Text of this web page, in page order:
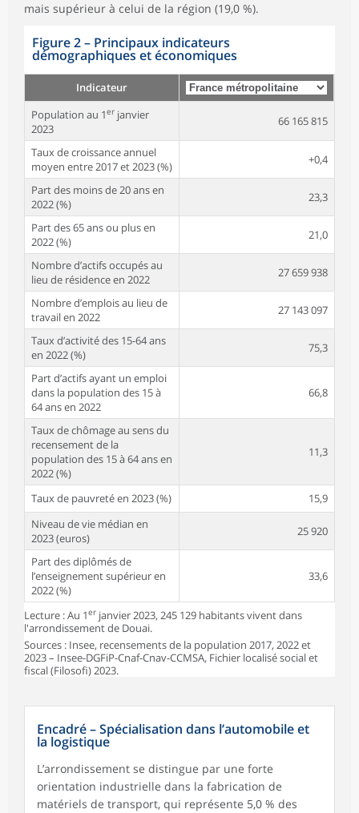
mais supérieur à celui de la région (19,0 %).
Figure 2– Principaux indicateurs
démographiques et économiques
Indicateur
Population au 1er janvier
2023
66 165 815
Taux de croissance annuel
moyen entre 2017 et 2023 (%)
+0,4
Part des moins de 20 ans en
2022 (%)
23,3
Part des 65 ans ou plus en
2022 (%)
21,0
Nombre d’actifs occupés au
lieu de résidence en 2022
27 659 938
Nombre d’emplois au lieu de
travail en 2022
27 143 097
Taux d’activité des 15-64 ans
en 2022 (%)
75,3
Part d’actifs ayant un emploi
dans la population des 15 à
64 ans en 2022
66,8
Taux de chômage au sens du
recensement de la
population des 15 à 64 ans en
2022 (%)
11,3
Taux de pauvreté en 2023 (%)
15,9
Niveau de vie médian en
2023 (euros)
25 920
Part des diplômés de
l’enseignement supérieur en
2022 (%)
33,6
Lecture : Au 1er janvier 2023, 245 129 habitants vivent dans
l'arrondissement de Douai.
Sources : Insee, recensements de la population 2017, 2022 et
2023 – Insee-DGFiP-Cnaf-Cnav-CCMSA, Fichier localisé social et
fiscal (Filosofi) 2023.
Encadré – Spécialisation dans l’automobile et
la logistique
L’arrondissement se distingue par une forte
orientation industrielle dans la fabrication de
matériels de transport, qui représente 5,0 % des